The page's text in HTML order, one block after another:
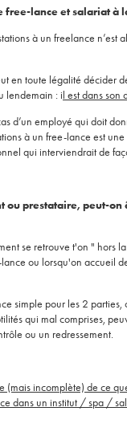
free-lance et salariat à
à un freelance n’est
en toute légalité décider
lendemain : il est dans son
d’un employé qui doit
à un free-lance est
qui interviendrait de
ou prestataire, peut-on
se retrouve t'on " hors
ou lorsqu'on accueil
simple pour les 2 parties,
qui mal comprises,
ou un redressement.
(mais incomplète) de ce
dans un institut / spa /